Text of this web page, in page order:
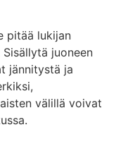
pitää lukijan
juoneen
jännitystä ja
välillä voivat